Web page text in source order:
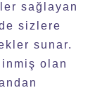
sağlayan
sizlere
sunar.
olan